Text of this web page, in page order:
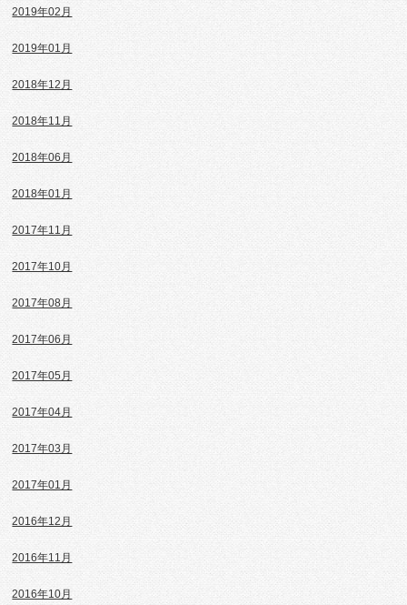
2019年02月
2019年01月
2018年12月
2018年11月
2018年06月
2018年01月
2017年11月
2017年10月
2017年08月
2017年06月
2017年05月
2017年04月
2017年03月
2017年01月
2016年12月
2016年11月
2016年10月